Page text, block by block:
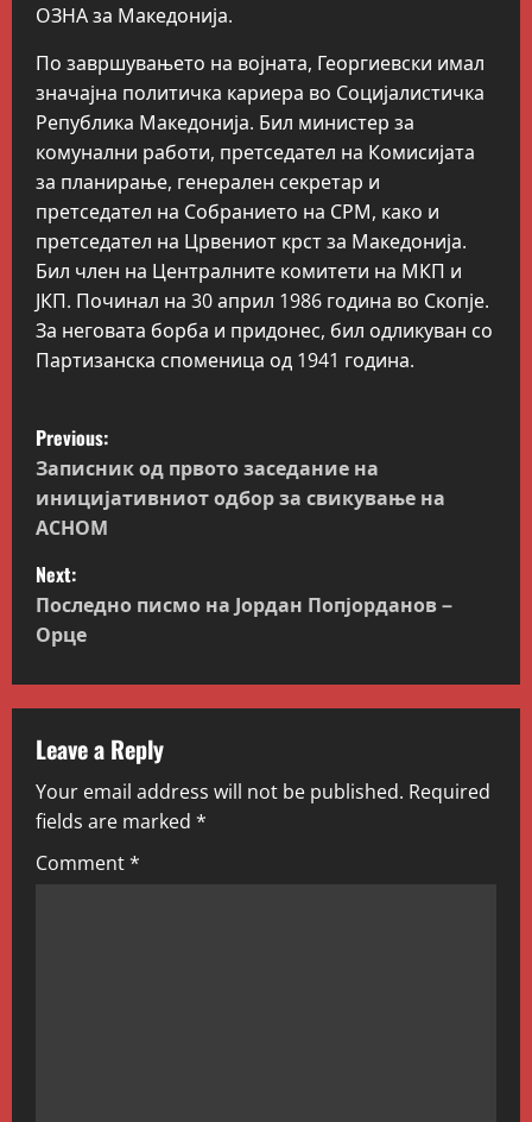
ОЗНА за Македонија.
По завршувањето на војната, Георгиевски имал
значајна политичка кариера во Социјалистичка
Република Македонија. Бил министер за
комунални работи, претседател на Комисијата
за планирање, генерален секретар и
претседател на Собранието на СРМ, како и
претседател на Црвениот крст за Македонија.
Бил член на Централните комитети на МКП и
ЈКП. Починал на 30 април 1986 година во Скопје.
За неговата борба и придонес, бил одликуван со
Партизанска споменица од 1941 година.
P
o
s
t
n
a
v
i
g
a
Previous:
Записник од првото заседание на
иницијативниот одбор за свикување на
АСНОМ
Next:
Последно писмо на Јордан Попјорданов –
Орце
Leave a Reply
Your email address will not be published. Required
fields are marked *
Comment*